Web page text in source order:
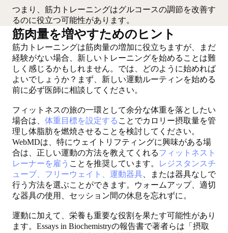
つまり、筋力トレーニングはグルコースの調節を改善す
るのに役立つ可能性があります。
筋肉量を増やすためのヒント
筋力トレーニングは筋肉量の増加に役立ちますが、まだ
経験がない場合、新しいトレーニングを始めることは難
しく感じるかもしれません。では、どのように始めれば
よいでしょうか？まず、新しい運動ルーティンを始める
前に必ず医師に相談してください。
フィットネスの旅の一環として余分な体重を落としたい
場合は、 体重目標を設定する ことでカロリー摂取量を管
理し体脂肪を燃焼させることを検討してください。
WebMDは、特にウェイトリフティングに興味がある場
合は、正しい運動の方法を教えてくれるフィットネスト
レーナーを雇う ことを推奨しています。
レジスタンスチ
ューブ、フリーウェイト、運動器具 、または器具なしで
行う方法を選ぶことができます。ウォームアップ、適切
な器具の使用、セッション間の休息を忘れずに。
運動に加えて、栄養も重要な役割を果たす可能性があり
ます。Essays in Biochemistryの報告書で著者らは「摂取